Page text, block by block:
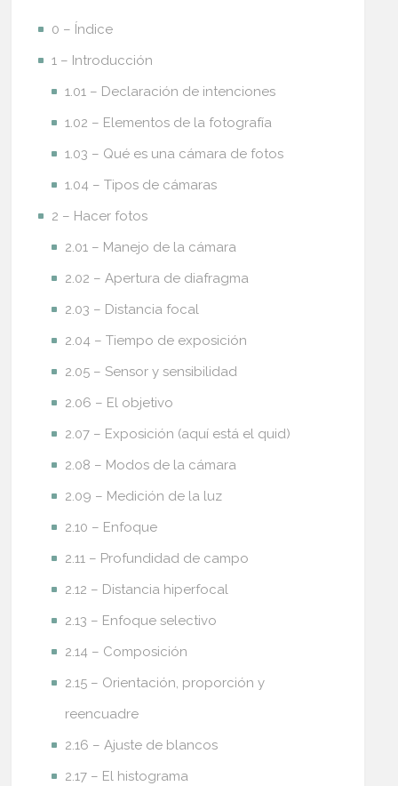
0 – Índice
1 – Introducción
1.01 – Declaración de intenciones
1.02 – Elementos de la fotografía
1.03 – Qué es una cámara de fotos
1.04 – Tipos de cámaras
2 – Hacer fotos
2.01 – Manejo de la cámara
2.02 – Apertura de diafragma
2.03 – Distancia focal
2.04 – Tiempo de exposición
2.05 – Sensor y sensibilidad
2.06 – El objetivo
2.07 – Exposición (aquí está el quid)
2.08 – Modos de la cámara
2.09 – Medición de la luz
2.10 – Enfoque
2.11 – Profundidad de campo
2.12 – Distancia hiperfocal
2.13 – Enfoque selectivo
2.14 – Composición
2.15 – Orientación, proporción y
reencuadre
2.16 – Ajuste de blancos
2.17 – El histograma